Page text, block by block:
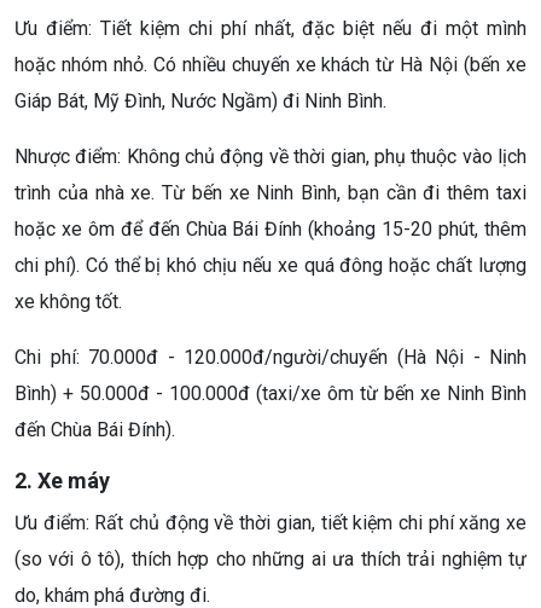
Ưu điểm: Tiết kiệm chi phí nhất, đặc biệt nếu đi một mình
hoặc nhóm nhỏ. Có nhiều chuyến xe khách từ Hà Nội (bến xe
Giáp Bát, Mỹ Đình, Nước Ngầm) đi Ninh Bình.
Nhược điểm: Không chủ động về thời gian, phụ thuộc vào lịch
trình của nhà xe. Từ bến xe Ninh Bình, bạn cần đi thêm taxi
hoặc xe ôm để đến Chùa Bái Đính (khoảng 15-20 phút, thêm
chi phí). Có thể bị khó chịu nếu xe quá đông hoặc chất lượng
xe không tốt.
Chi phí: 70.000đ - 120.000đ/người/chuyến (Hà Nội - Ninh
Bình) + 50.000đ - 100.000đ (taxi/xe ôm từ bến xe Ninh Bình
đến Chùa Bái Đính).
2. Xe máy
Ưu điểm: Rất chủ động về thời gian, tiết kiệm chi phí xăng xe
(so với ô tô), thích hợp cho những ai ưa thích trải nghiệm tự
do, khám phá đường đi.